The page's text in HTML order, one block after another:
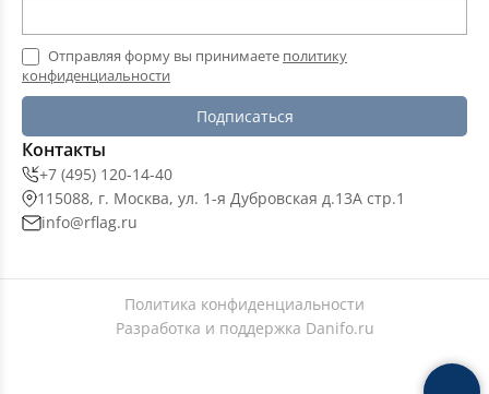
Отправляя форму вы принимаете политику
конфиденциальности
Подписаться
Контакты
+7 (495) 120-14-40
115088, г. Москва, ул. 1-я Дубровская д.13А стр.1
info@rflag.ru
Политика конфиденциальности
Разработка и поддержка Danifo.ru